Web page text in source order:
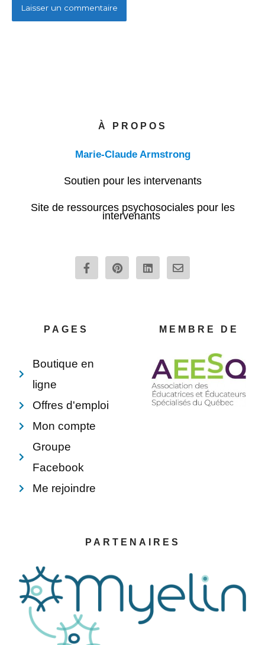
À PROPOS
Marie-Claude Armstrong
Soutien pour les intervenants
Site de ressources psychosociales pour les
intervenants
F
a
c
P
i
n
L
i
n
E
n
v
p
e
PAGES
Boutique en
ligne
Offres d'emploi
Mon compte
Groupe
Facebook
Me rejoindre
MEMBRE DE
PARTENAIRES